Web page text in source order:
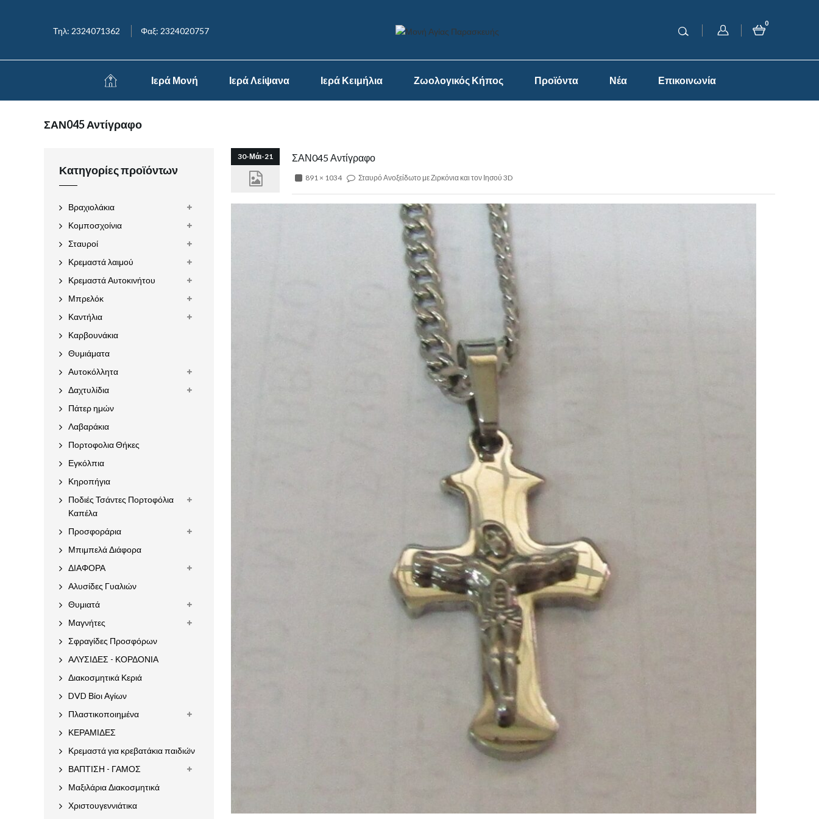
Τηλ: 2324071362 Φαξ: 2324020757
0
Ιερά Μονή Ιερά Λείψανα Ιερά Κειμήλια Ζωολογικός Κήπος Προϊόντα Νέα Επικοινωνία
ΣΑΝ045 Αντίγραφο
30-Μάι-21 ΣΑΝ045 Αντίγραφο
891 × 1034 Σταυρό Ανοξείδωτο με Ζιρκόνια και τον Ιησού 3D
Κατηγορίες προϊόντων
Βραχιολάκια
Κομποσχοίνια
Σταυροί
Κρεμαστά λαιμού
Κρεμαστά Αυτοκινήτου
Μπρελόκ
Καντήλια
Καρβουνάκια
Θυμιάματα
Αυτοκόλλητα
Δαχτυλίδια
Πάτερ ημών
Λαβαράκια
Πορτοφολια Θήκες
Εγκόλπια
Κηροπήγια
Ποδιές Τσάντες Πορτοφόλια
Καπέλα
Προσφοράρια
Μπιμπελά Διάφορα
ΔΙΑΦΟΡΑ
Αλυσίδες Γυαλιών
Θυμιατά
Μαγνήτες
Σφραγίδες Προσφόρων
ΑΛΥΣΙΔΕΣ - ΚΟΡΔΟΝΙΑ
Διακοσμητικά Κεριά
DVD Βίοι Αγίων
Πλαστικοποιημένα
ΚΕΡΑΜΙΔΕΣ
Κρεμαστά για κρεβατάκια παιδιών
ΒΑΠΤΙΣΗ - ΓΑΜΟΣ
Μαξιλάρια Διακοσμητικά
Χριστουγεννιάτικα